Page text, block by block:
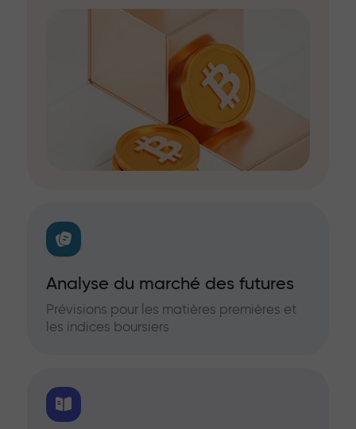
Analyse du marché des futures
Prévisions pour les matières premières et
les indices boursiers